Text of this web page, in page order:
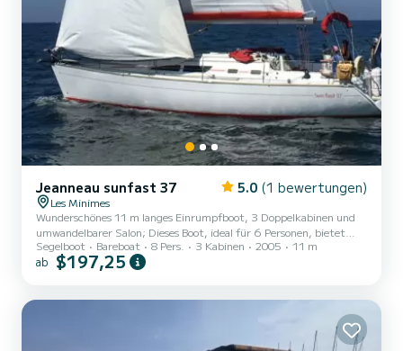
Jeanneau sunfast 37 5.0 (1 bewertungen)
Les Minimes
Wunderschönes 11 m langes Einrumpfboot, 3 Doppelkabinen und
umwandelbarer Salon; Dieses Boot, ideal für 6 Personen, bietet
Platz für bis zu 8 Personen, wobei der Salon umwandelbar ist. Boot
in sehr gutem Zustand, ausgestattet für die Offshore-Navigation
Segelboot Bareboat 8 Pers. 3 Kabinen 2005 11 m
ab $197,25